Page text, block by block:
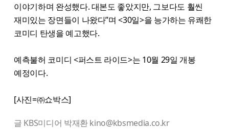
이야기하며 완성했다. 대본도 좋았지만, 그보다도 훨씬
재미있는 장면들이 나왔다”며 <30일>을 능가하는 유쾌한
코미디 탄생을 예고했다.
예측불허 코미디 <퍼스트 라이드>는 10월 29일 개봉
예정이다.
[사진=㈜쇼박스]
글 KBS미디어 박재환 kino@kbsmedia.co.kr